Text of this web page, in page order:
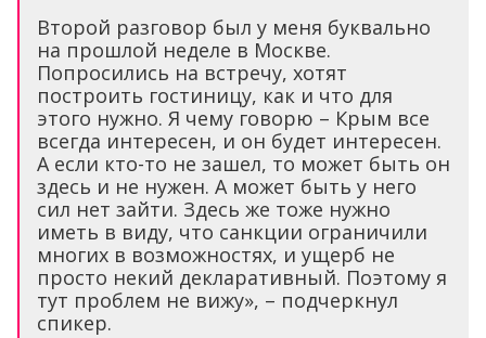
Второй разговор был у меня буквально
на прошлой неделе в Москве.
Попросились на встречу, хотят
построить гостиницу, как и что для
этого нужно. Я чему говорю – Крым все
всегда интересен, и он будет интересен.
А если кто-то не зашел, то может быть он
здесь и не нужен. А может быть у него
сил нет зайти. Здесь же тоже нужно
иметь в виду, что санкции ограничили
многих в возможностях, и ущерб не
просто некий декларативный. Поэтому я
тут проблем не вижу», – подчеркнул
спикер.